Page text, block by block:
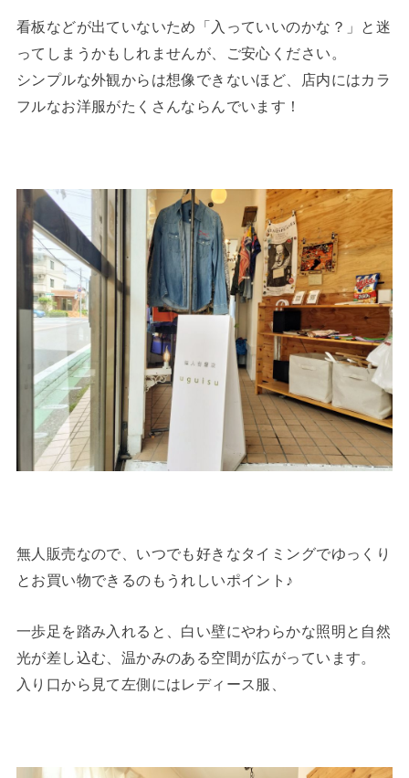
看板などが出ていないため「入っていいのかな？」と迷
ってしまうかもしれませんが、ご安心ください。
シンプルな外観からは想像できないほど、店内にはカラ
フルなお洋服がたくさんならんでいます！
無人販売なので、いつでも好きなタイミングでゆっくり
とお買い物できるのもうれしいポイント♪
一歩足を踏み入れると、白い壁にやわらかな照明と自然
光が差し込む、温かみのある空間が広がっています。
入り口から見て左側にはレディース服、